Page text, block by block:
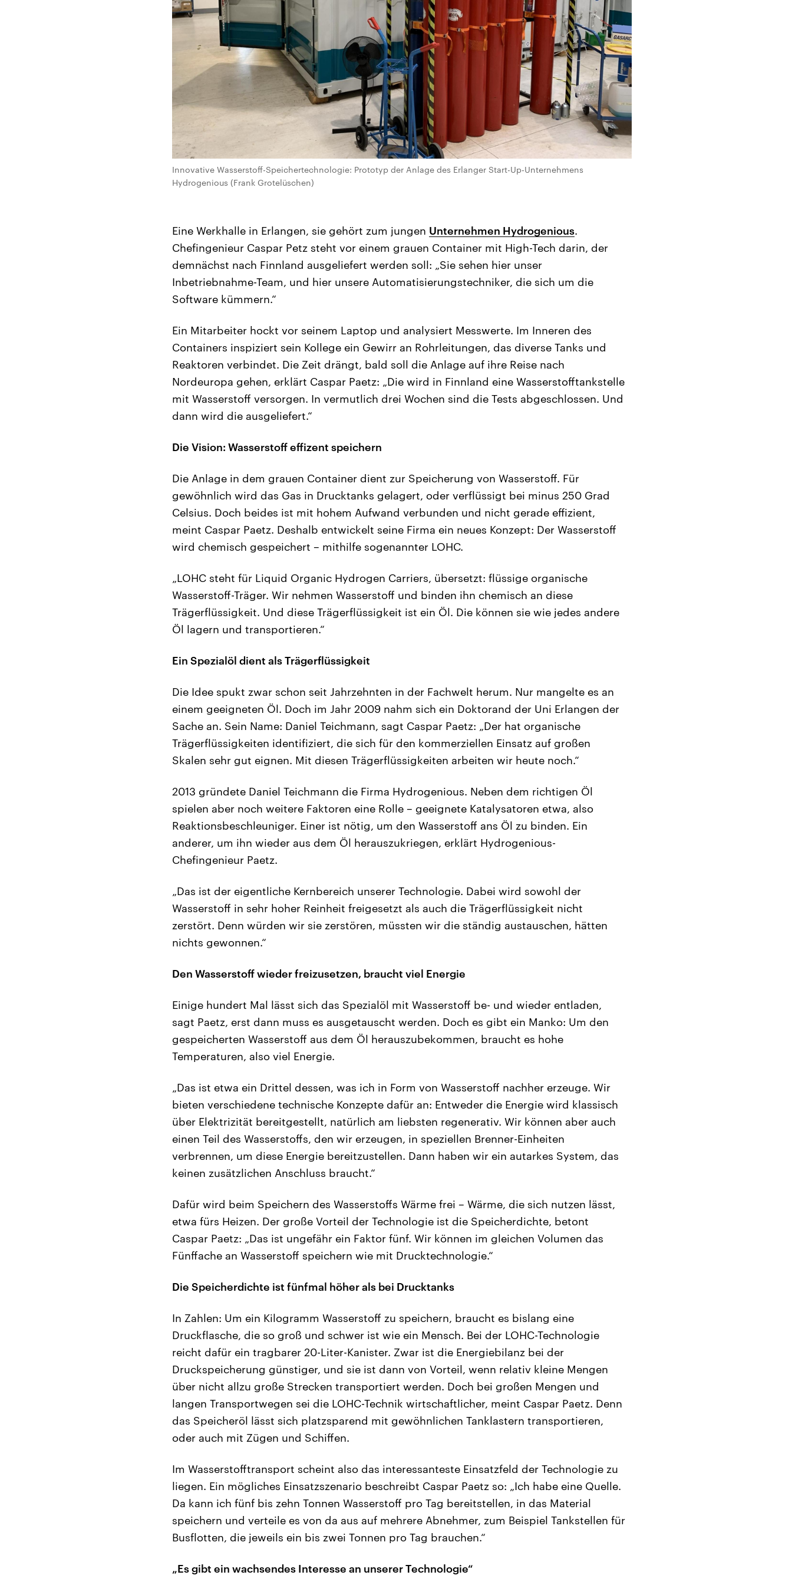
Innovative Wasserstoff-Speichertechnologie: Prototyp der Anlage des Erlanger Start-Up-Unternehmens
Hydrogenious (Frank Grotelüschen)
Eine Werkhalle in Erlangen, sie gehört zum jungen Unternehmen Hydrogenious.
Chefingenieur Caspar Petz steht vor einem grauen Container mit High-Tech darin, der
demnächst nach Finnland ausgeliefert werden soll: „Sie sehen hier unser
Inbetriebnahme-Team, und hier unsere Automatisierungstechniker, die sich um die
Software kümmern.“
Ein Mitarbeiter hockt vor seinem Laptop und analysiert Messwerte. Im Inneren des
Containers inspiziert sein Kollege ein Gewirr an Rohrleitungen, das diverse Tanks und
Reaktoren verbindet. Die Zeit drängt, bald soll die Anlage auf ihre Reise nach
Nordeuropa gehen, erklärt Caspar Paetz: „Die wird in Finnland eine Wasserstofftankstelle
mit Wasserstoff versorgen. In vermutlich drei Wochen sind die Tests abgeschlossen. Und
dann wird die ausgeliefert.“
Die Vision: Wasserstoff effizent speichern
Die Anlage in dem grauen Container dient zur Speicherung von Wasserstoff. Für
gewöhnlich wird das Gas in Drucktanks gelagert, oder verflüssigt bei minus 250 Grad
Celsius. Doch beides ist mit hohem Aufwand verbunden und nicht gerade effizient,
meint Caspar Paetz. Deshalb entwickelt seine Firma ein neues Konzept: Der Wasserstoff
wird chemisch gespeichert – mithilfe sogenannter LOHC.
„LOHC steht für Liquid Organic Hydrogen Carriers, übersetzt: flüssige organische
Wasserstoff-Träger. Wir nehmen Wasserstoff und binden ihn chemisch an diese
Trägerflüssigkeit. Und diese Trägerflüssigkeit ist ein Öl. Die können sie wie jedes andere
Öl lagern und transportieren.“
Ein Spezialöl dient als Trägerflüssigkeit
Die Idee spukt zwar schon seit Jahrzehnten in der Fachwelt herum. Nur mangelte es an
einem geeigneten Öl. Doch im Jahr 2009 nahm sich ein Doktorand der Uni Erlangen der
Sache an. Sein Name: Daniel Teichmann, sagt Caspar Paetz: „Der hat organische
Trägerflüssigkeiten identifiziert, die sich für den kommerziellen Einsatz auf großen
Skalen sehr gut eignen. Mit diesen Trägerflüssigkeiten arbeiten wir heute noch.“
2013 gründete Daniel Teichmann die Firma Hydrogenious. Neben dem richtigen Öl
spielen aber noch weitere Faktoren eine Rolle – geeignete Katalysatoren etwa, also
Reaktionsbeschleuniger. Einer ist nötig, um den Wasserstoff ans Öl zu binden. Ein
anderer, um ihn wieder aus dem Öl herauszukriegen, erklärt Hydrogenious-
Chefingenieur Paetz.
„Das ist der eigentliche Kernbereich unserer Technologie. Dabei wird sowohl der
Wasserstoff in sehr hoher Reinheit freigesetzt als auch die Trägerflüssigkeit nicht
zerstört. Denn würden wir sie zerstören, müssten wir die ständig austauschen, hätten
nichts gewonnen.“
Den Wasserstoff wieder freizusetzen, braucht viel Energie
Einige hundert Mal lässt sich das Spezialöl mit Wasserstoff be- und wieder entladen,
sagt Paetz, erst dann muss es ausgetauscht werden. Doch es gibt ein Manko: Um den
gespeicherten Wasserstoff aus dem Öl herauszubekommen, braucht es hohe
Temperaturen, also viel Energie.
„Das ist etwa ein Drittel dessen, was ich in Form von Wasserstoff nachher erzeuge. Wir
bieten verschiedene technische Konzepte dafür an: Entweder die Energie wird klassisch
über Elektrizität bereitgestellt, natürlich am liebsten regenerativ. Wir können aber auch
einen Teil des Wasserstoffs, den wir erzeugen, in speziellen Brenner-Einheiten
verbrennen, um diese Energie bereitzustellen. Dann haben wir ein autarkes System, das
keinen zusätzlichen Anschluss braucht.“
Dafür wird beim Speichern des Wasserstoffs Wärme frei – Wärme, die sich nutzen lässt,
etwa fürs Heizen. Der große Vorteil der Technologie ist die Speicherdichte, betont
Caspar Paetz: „Das ist ungefähr ein Faktor fünf. Wir können im gleichen Volumen das
Fünffache an Wasserstoff speichern wie mit Drucktechnologie.“
Die Speicherdichte ist fünfmal höher als bei Drucktanks
In Zahlen: Um ein Kilogramm Wasserstoff zu speichern, braucht es bislang eine
Druckflasche, die so groß und schwer ist wie ein Mensch. Bei der LOHC-Technologie
reicht dafür ein tragbarer 20-Liter-Kanister. Zwar ist die Energiebilanz bei der
Druckspeicherung günstiger, und sie ist dann von Vorteil, wenn relativ kleine Mengen
über nicht allzu große Strecken transportiert werden. Doch bei großen Mengen und
langen Transportwegen sei die LOHC-Technik wirtschaftlicher, meint Caspar Paetz. Denn
das Speicheröl lässt sich platzsparend mit gewöhnlichen Tanklastern transportieren,
oder auch mit Zügen und Schiffen.
Im Wasserstofftransport scheint also das interessanteste Einsatzfeld der Technologie zu
liegen. Ein mögliches Einsatzszenario beschreibt Caspar Paetz so: „Ich habe eine Quelle.
Da kann ich fünf bis zehn Tonnen Wasserstoff pro Tag bereitstellen, in das Material
speichern und verteile es von da aus auf mehrere Abnehmer, zum Beispiel Tankstellen für
Busflotten, die jeweils ein bis zwei Tonnen pro Tag brauchen.“
„Es gibt ein wachsendes Interesse an unserer Technologie“